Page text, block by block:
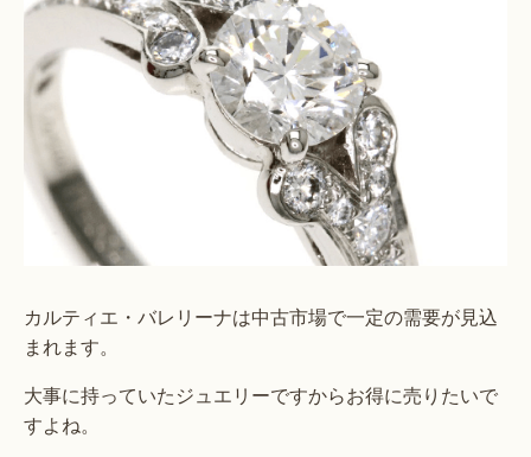
カルティエ・バレリーナは中古市場で一定の需要が見込
まれます。
大事に持っていたジュエリーですからお得に売りたいで
すよね。